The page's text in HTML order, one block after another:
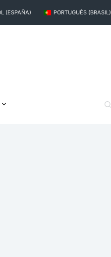
(ESPAÑA) PORTUGUÊS (BRASIL)